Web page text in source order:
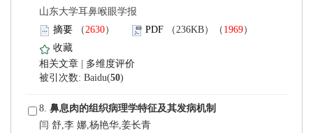
山东大学耳鼻喉眼学报
）
）
)
8.
闫 舒,李 娜,杨艳华,姜长青